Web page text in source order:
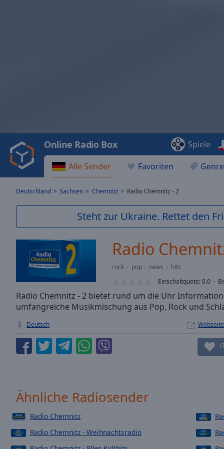
Video
Play
Backward
Skip
Current
Duration-:-
:
Stream
TypeLIVE
Seek to
currently
behind
LIVE
Remaining
Time-
Playback
Rate
Chapters
Alle Sender Favoriten
Online Radio Box Spiele
Deutschland Sachsen Chemnitz Radio Chemnitz - 2
Steht zur Ukraine. Rettet den
Radio
rock pop news
hits
Einschaltquote:0.0
Radio Chemnitz - 2 bietet rund um die Uhr
umfangreiche Musikmischung aus Pop, Rock und
Deutsch Webseite
Ähnliche Radiosender
Radio Chemnitz
Radio Chemnitz - Weihnachtsradio